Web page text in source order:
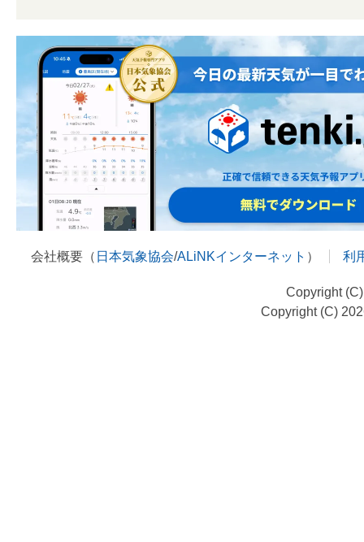
会社概要（ 日本気象協会/ALiNKインターネット ） 利
Copyright
Copyright (C)